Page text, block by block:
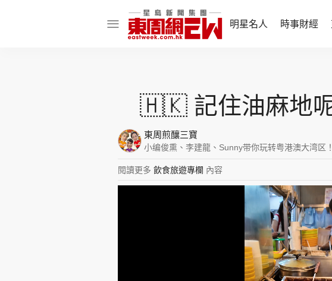
明星名人 時事財經
娛樂焦點
話題人物
東姑熱話
時事直擊
財經智庫
會員活動
東周JETSO
🇭🇰 記住油麻地呢
東周煎釀三寶
小编俊熏、李建龍、Sunny带你玩转粤港澳大湾区！
閱讀更多 飲食旅遊專欄 內容